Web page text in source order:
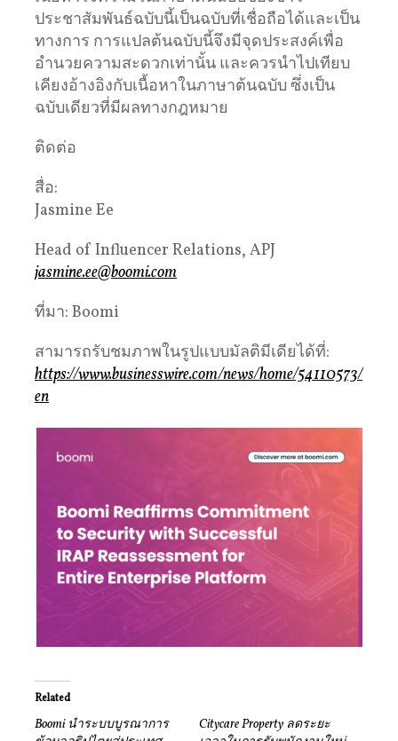
ประชาสัมพันธ์ฉบับนี้เป็นฉบับที่เชื่อถือได้และเป็น
ทางการ การแปลต้นฉบับนี้จึงมีจุดประสงค์เพื่อ
อำนวยความสะดวกเท่านั้น และควรนำไปเทียบ
เคียงอ้างอิงกับเนื้อหาในภาษาต้นฉบับ ซึ่งเป็น
ฉบับเดียวที่มีผลทางกฎหมาย
ติดต่อ
สื่อ:
Jasmine Ee
Head of Influencer Relations, APJ
jasmine.ee@boomi.com
ที่มา: Boomi
สามารถรับชมภาพในรูปแบบมัลติมีเดียได้ที่:
https://www.businesswire.com/news/home/54110573/
en
Related
Boomi นำระบบบูรณาการ
Citycare Property ลดระยะ